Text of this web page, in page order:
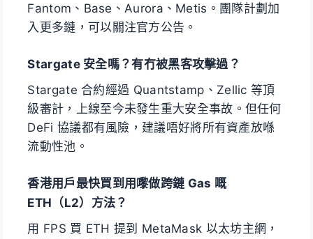
Fantom、Base、Aurora、Metis。團隊計劃加
入更多鏈，可以關注官方公告。
Stargate 安全嗎？有冇被黑客攻擊過？
Stargate 合約經過 Quantstamp、Zellic 等頂
級審計，上線至今未發生重大安全事故。但任何
DeFi 協議都有風險，建議唔好將所有資產放喺
流動性池。
香港用戶最快買到用嚟做跨鏈 Gas 嘅
ETH（L2）方法？
用 FPS 買 ETH 提到 MetaMask 以太坊主網，